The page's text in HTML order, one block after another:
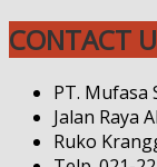
CONTACT
PT. Mufasa
Jalan Raya
Ruko